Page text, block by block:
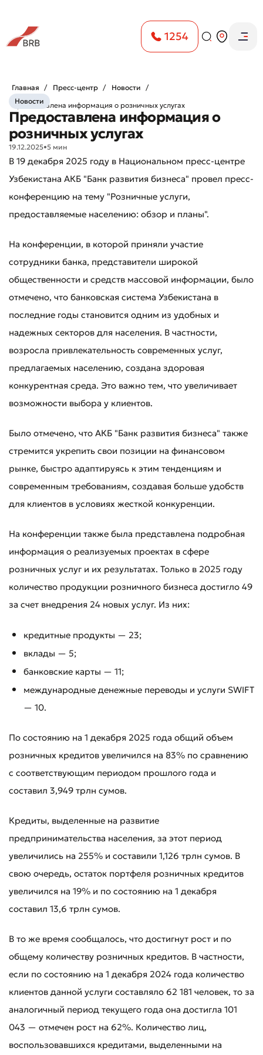
1254
Главная Пресс-центр
Новости
Предоставлена ​​информация о розничных услугах
Новости
Предоставлена ​​информация о
розничных услугах
19.12.2025•5 мин
В 19 декабря 2025 году в Национальном пресс-центре
Узбекистана АКБ "Банк развития бизнеса" провел пресс-
конференцию на тему "Розничные услуги,
предоставляемые населению: обзор и планы".
На конференции, в которой приняли участие
сотрудники банка, представители широкой
общественности и средств массовой информации, было
отмечено, что банковская система Узбекистана в
последние годы становится одним из удобных и
надежных секторов для населения. В частности,
возросла привлекательность современных услуг,
предлагаемых населению, создана здоровая
конкурентная среда. Это важно тем, что увеличивает
возможности выбора у клиентов.
Было отмечено, что АКБ "Банк развития бизнеса" также
стремится укрепить свои позиции на финансовом
рынке, быстро адаптируясь к этим тенденциям и
современным требованиям, создавая больше удобств
для клиентов в условиях жесткой конкуренции.
На конференции также была представлена подробная
информация о реализуемых проектах в сфере
розничных услуг и их результатах. Только в 2025 году
количество продукции розничного бизнеса достигло 49
за счет внедрения 24 новых услуг. Из них:
кредитные продукты — 23;
вклады — 5;
банковские карты — 11;
международные денежные переводы и услуги SWIFT
— 10.
По состоянию на 1 декабря 2025 года общий объем
розничных кредитов увеличился на 83% по сравнению
с соответствующим периодом прошлого года и
составил 3,949 трлн сумов.
Кредиты, выделенные на развитие
предпринимательства населения, за этот период
увеличились на 255% и составили 1,126 трлн сумов. В
свою очередь, остаток портфеля розничных кредитов
увеличился на 19% и по состоянию на 1 декабря
составил 13,6 трлн сумов.
В то же время сообщалось, что достигнут рост и по
общему количеству розничных кредитов. В частности,
если по состоянию на 1 декабря 2024 года количество
клиентов данной услуги составляло 62 181 человек, то за
аналогичный период текущего года она достигла 101
043 — отмечен рост на 62%. Количество лиц,
воспользовавшихся кредитами, выделенными на